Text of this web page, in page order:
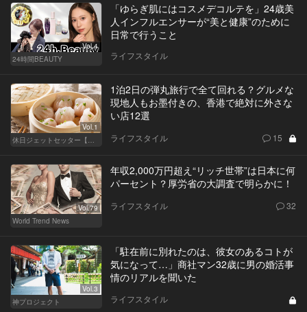
Vol.4
24時間BEAUTY
「ゆらぎ肌にはコスメデコルテを」24歳美
人インフルエンサーが“美と健康”のために
日常で行うこと
ライフスタイル
Vol.1
休日ジェットセッター【厳選スポット編】
1泊2日の弾丸旅行で全て回れる？グルメな
現地人もお墨付きの、香港で絶対に外さな
い店12選
ライフスタイル 15
Vol.79
World Trend News
年収2,000万円超え“リッチ世帯”は日本に何
パーセント？厚労省の大調査で明らかに！
ライフスタイル 32
Vol.3
神プロジェクト
「駐在前に別れたのは、彼女のあるコトが
気になって…」商社マン32歳に男の婚活事
情のリアルを聞いた
ライフスタイル